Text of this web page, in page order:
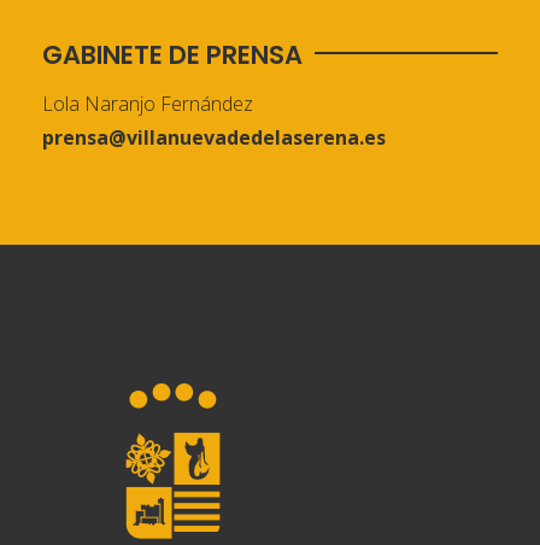
GABINETE DE PRENSA
Lola Naranjo Fernández
prensa@villanuevadedelaserena.es